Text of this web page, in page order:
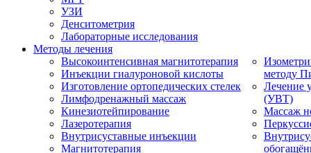
УЗИ
Денситометрия
Лабораторные исследования
Методы лечения
Высокоинтенсивная магнитотерапия
Инъекции гиалуроновой кислоты
Изготовление ортопедических стелек
Лимфодренажный массаж
Кинезиотейпирование
Лазеротерапия
Внутрисуставные инъекции
Магнитотерапия
методу
Лечение
(УВТ)
Массаж